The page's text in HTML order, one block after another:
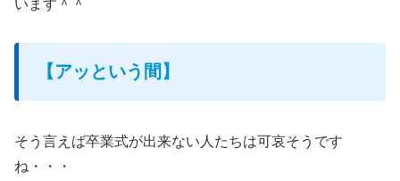
います＾＾
【アッという間】
そう言えば卒業式が出来ない人たちは可哀そうです
ね・・・